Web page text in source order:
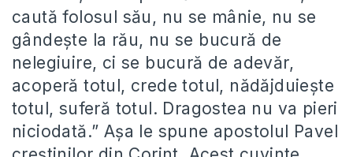
caută folosul său, nu se mânie, nu se
gândește la rău, nu se bucură de
nelegiuire, ci se bucură de adevăr,
acoperă totul, crede totul, nădăjduiește
totul, suferă totul. Dragostea nu va pieri
niciodată.” Așa le spune apostolul Pavel